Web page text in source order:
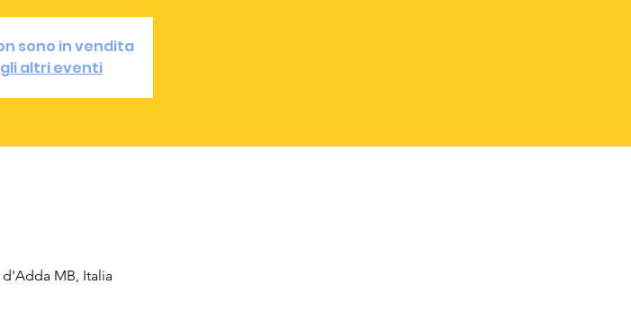
sono in vendita
altri eventi
d'Adda MB, Italia